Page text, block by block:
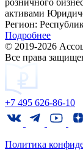
активами
Регион:
Подробнее
© 2019-2026
Все права
+7 495 626-86-10
Политика